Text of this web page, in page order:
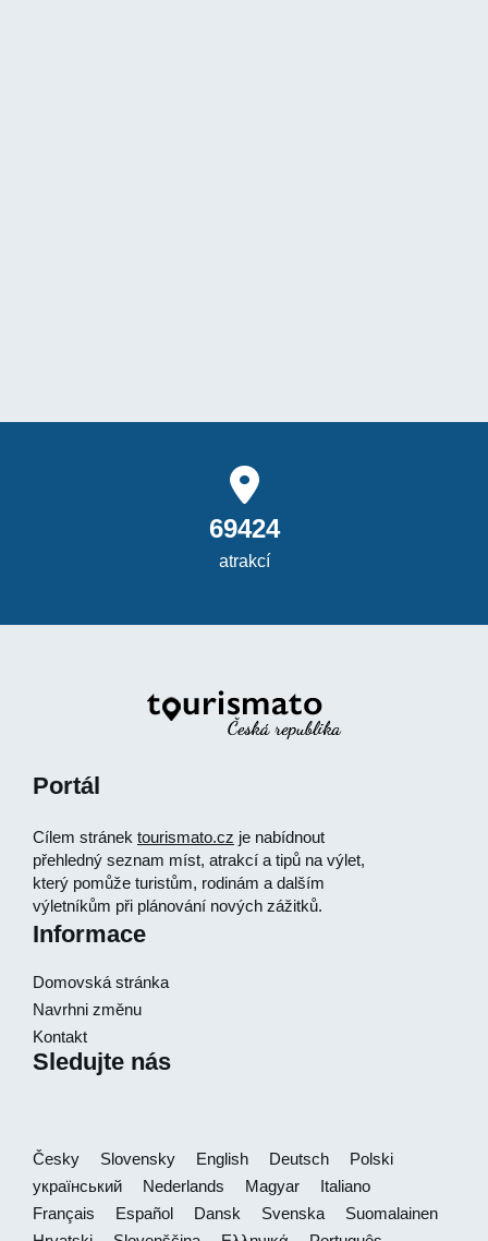
69424
atrakcí
Portál
Cílem stránek tourismato.cz je nabídnout
přehledný seznam míst, atrakcí a tipů na výlet,
který pomůže turistům, rodinám a dalším
výletníkům při plánování nových zážitků.
Informace
Domovská stránka
Navrhni změnu
Kontakt
Sledujte nás
Česky Slovensky English Deutsch
Polski
український
Nederlands Magyar
Italiano
Français
Español Dansk Svenska
Suomalainen